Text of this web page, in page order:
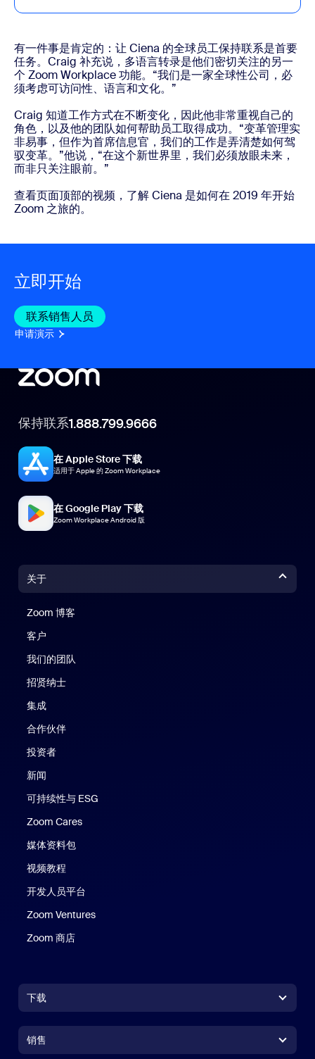
有一件事是肯定的：让 Ciena 的全球员工保持联系是首要
任务。Craig 补充说，多语言转录是他们密切关注的另一
个 Zoom Workplace 功能。“我们是一家全球性公司，必
须考虑可访问性、语言和文化。”
Craig 知道工作方式在不断变化，因此他非常重视自己的
角色，以及他的团队如何帮助员工取得成功。“变革管理实
非易事，但作为首席信息官，我们的工作是弄清楚如何驾
驭变革。”他说，“在这个新世界里，我们必须放眼未来，
而非只关注眼前。”
查看页面顶部的视频，了解 Ciena 是如何在 2019 年开始
Zoom 之旅的。
立即开始
联系销售人员 联系销售人员
申请演示 申请演示
保持联系1.888.799.9666
在 Apple Store 下载
适用于 Apple 的 Zoom Workplace
在 Google Play 下载
Zoom Workplace Android 版
关于
Zoom 博客
客户
我们的团队
招贤纳士
集成
合作伙伴
投资者
新闻
可持续性与 ESG
Zoom Cares
媒体资料包
视频教程
开发人员平台
Zoom Ventures
Zoom 商店
下载
Zoom Rooms 应用Zoom Rooms 应用
销售